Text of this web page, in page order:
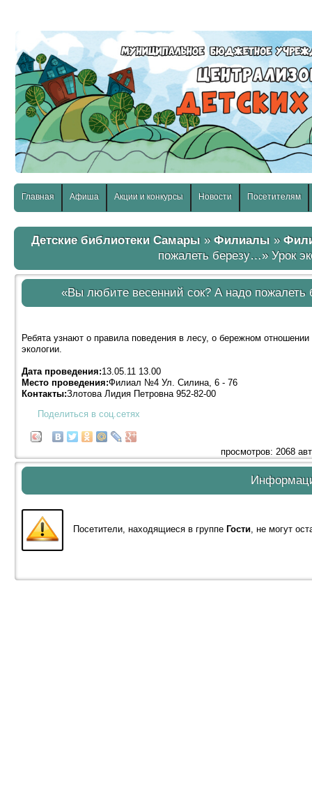
Главная Афиша Акции и конкурсы Новости Посетителям
Детские библиотеки Самары» Филиалы»
пожалеть березу…» Урок
«Вы любите весенний сок? А надо пожалеть
Ребята узнают о правила поведения в лесу, о бережном
экологии.
Дата проведения:13.05.11 13.00
Место проведения:Филиал №4 Ул. Силина, 6 - 76
Контакты:Злотова Лидия Петровна 952-82-00
Поделиться в соц.сетях
просмотров: 2068
Посетители, находящиеся в группе Гости, не могут